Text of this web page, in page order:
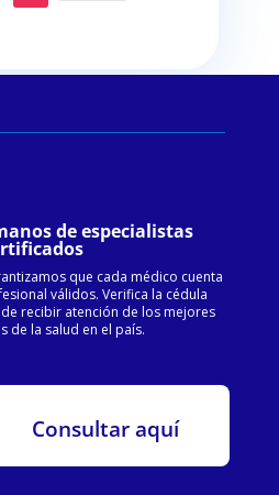
de especialistas
que cada médico cuenta
válidos. Verifica la cédula
recibir atención de los mejores
de la salud en el país.
Consultar aquí